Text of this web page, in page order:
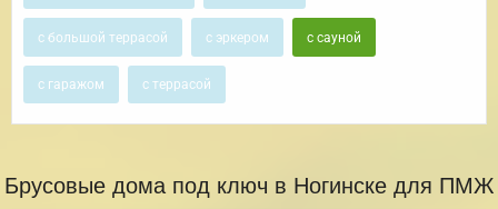
с большой террасой с эркером с сауной
с гаражом с террасой
Брусовые дома под ключ в Ногинске для ПМЖ